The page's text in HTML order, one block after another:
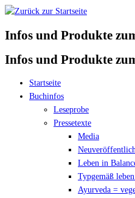
Zum
springen
Infos und Produkte
Infos und Produkte
Startseite
Buchinfos
Leseprobe
Pressetexte
Media
Leben in
Typgemäß
Ayurveda =